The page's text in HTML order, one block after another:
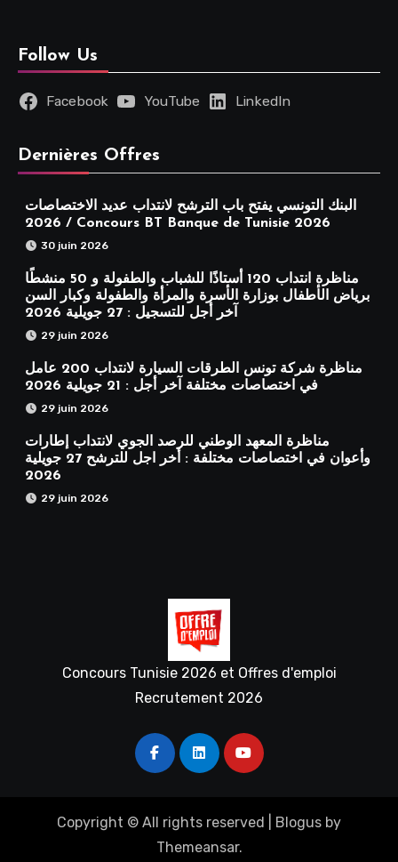
Follow Us
Facebook YouTube LinkedIn
Dernières Offres
البنك التونسي يفتح باب الترشح لانتداب عديد الاختصاصات
2026 / Concours BT Banque de Tunisie 2026
30 juin 2026
مناظرة انتداب 120 أستاذًا للشباب والطفولة و 50 منشطًا
برياض الأطفال بوزارة الأسرة والمرأة والطفولة وكبار السن
آخر أجل للتسجيل : 27 جويلية 2026
29 juin 2026
مناظرة شركة تونس الطرقات السيارة لانتداب 200 عامل
في اختصاصات مختلفة آخر أجل : 21 جويلية 2026
29 juin 2026
مناظرة المعهد الوطني للرصد الجوي لانتداب إطارات
وأعوان في اختصاصات مختلفة : أخر اجل للترشح 27 جويلية
2026
29 juin 2026
Concours Tunisie 2026 et Offres d'emploi
Recrutement 2026
Copyright © All rights reserved Blogus by
Themeansar.